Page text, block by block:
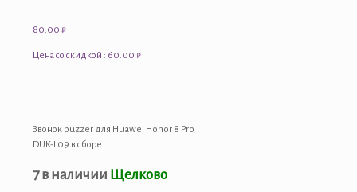
80.00 ₽
Цена со скидкой : 60.00 ₽
Звонок buzzer для Huawei Honor 8 Pro
DUK-L09 в сборе
7 в наличии Щелково